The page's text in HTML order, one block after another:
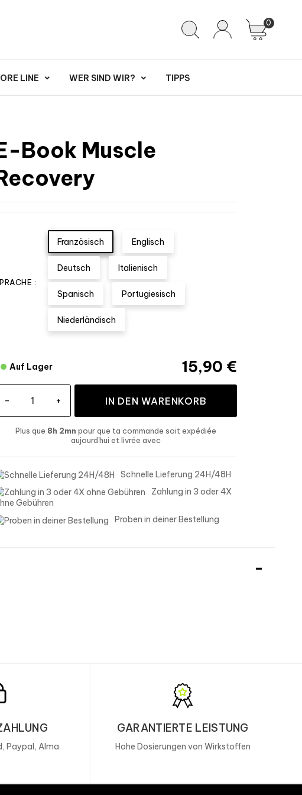
0
LINE WER SIND WIR? TIPPS
Book Muscle
:
Französisch Englisch
Deutsch Italienisch
Spanisch Portugiesisch
Niederländisch
15,90 €
Auf Lager
- + IN DEN WARENKORB
Plus que 8h 2mn pour que ta commande soit expédiée
aujourd'hui et livrée avec
Schnelle Lieferung 24H/48H
Zahlung in 3 oder 4X
Gebühren
Proben in deiner Bestellung
Paypal, Alma
GARANTIERTE LEISTUNG
Hohe Dosierungen von Wirkstoffen